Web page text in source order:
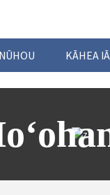
NŪHOU KĀHEA